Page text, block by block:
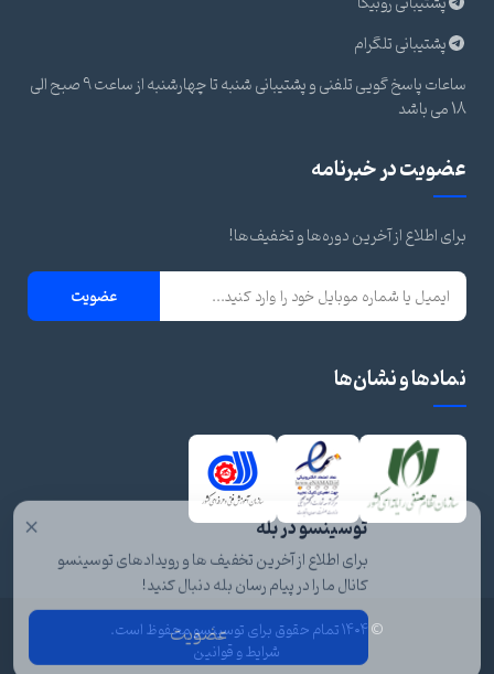
پشتیبانی تلگرام
ساعات پاسخ گویی تلفنی و پشتیبانی شنبه تا چهارشنبه از ساعت 9 صبح الی
18 می باشد
عضویت در خبرنامه
برای اطلاع از آخرین دوره‌ها و تخفیف‌ها!
عضویت
نمادها و نشان‌ها
© ۱۴۰۴ تمام حقوق برای توسینسو محفوظ است.
شرایط و قوانین
× توسینسو در بله
برای اطلاع از آخرین تخفیف ها و رویدادهای توسینسو
کانال ما را در پیام رسان بله دنبال کنید!
عضویت